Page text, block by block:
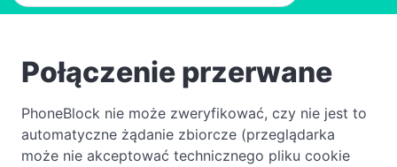
Połączenie przerwane
PhoneBlock nie może zweryfikować, czy nie jest to
automatyczne żądanie zbiorcze (przeglądarka
może nie akceptować technicznego pliku cookie